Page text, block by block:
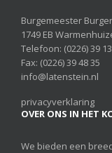
Burgemeester
1749 EB
Telefoon: (0226) 39
Fax: (0226) 39 48 35
info@latenstein.nl
privacyverklaring
OVER ONS IN HET
We bieden een